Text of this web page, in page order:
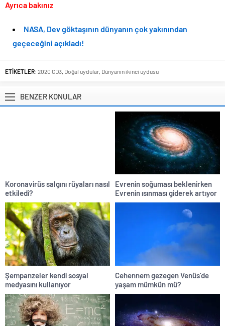
Ayrıca bakınız
NASA, Dev göktaşının dünyanın çok yakınından
geçeceğini açıkladı!
ETİKETLER: 2020 CD3 Doğal uydular Dünyanın ikinci uydusu
BENZER KONULAR
Koronavirüs salgını rüyaları nasıl
etkiledi?
Evrenin soğuması beklenirken
Evrenin ısınması giderek artıyor
Şempanzeler kendi sosyal
medyasını kullanıyor
Cehennem gezegen Venüs’de
yaşam mümkün mü?